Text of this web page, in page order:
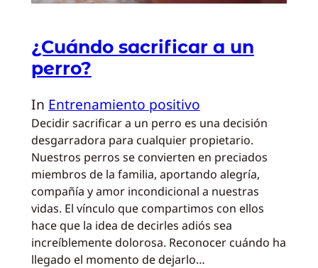
¿Cuándo sacrificar a un
perro?
In Entrenamiento positivo
Decidir sacrificar a un perro es una decisión
desgarradora para cualquier propietario.
Nuestros perros se convierten en preciados
miembros de la familia, aportando alegría,
compañía y amor incondicional a nuestras
vidas. El vínculo que compartimos con ellos
hace que la idea de decirles adiós sea
increíblemente dolorosa. Reconocer cuándo ha
llegado el momento de dejarlo…